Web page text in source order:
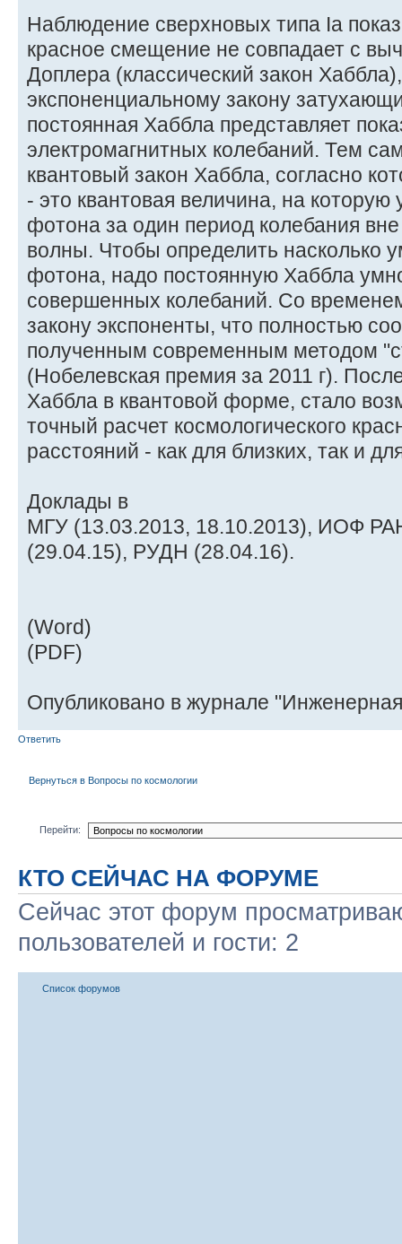
Наблюдение сверхновых типа Ia
красное смещение не совпадает с
Доплера (классический закон
экспоненциальному закону
постоянная Хаббла представляет
электромагнитных колебаний. Тем
квантовый закон Хаббла, согласно
- это квантовая величина, на
фотона за один период колебания
волны. Чтобы определить насколько
фотона, надо постоянную Хаббла
совершенных колебаний. Со
закону экспоненты, что полностью
полученным современным методом
(Нобелевская премия за 2011 г).
Хаббла в квантовой форме, стало
точный расчет космологического
расстояний - как для близких, так и
Доклады в
МГУ (13.03.2013, 18.10.2013), ИОФ
(29.04.15), РУДН (28.04.16).
(Word)
(PDF)
Опубликовано в журнале
Ответить
Вернуться в Вопросы по космологии
Перейти:
КТО СЕЙЧАС НА ФОРУМЕ
Сейчас этот форум
пользователей и гости: 2
Список форумов